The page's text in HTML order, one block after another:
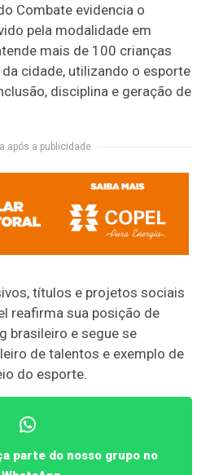
Combate evidencia o
pela modalidade em
mais de 100 crianças
cidade, utilizando o esporte
disciplina e geração de
após a publicidade
títulos e projetos sociais
reafirma sua posição de
brasileiro e segue se
de talentos e exemplo de
do esporte.
parte do nosso grupo no